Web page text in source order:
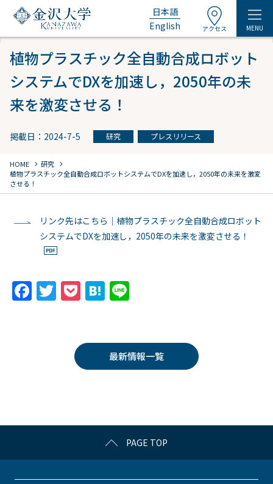
日本語
English
アクセス MENU
植物プラスチック全自動合成ロボット
システムでDXを加速し，2050年の未
来を激変させる！
掲載日：2024-7-5 研究 プレスリリース
HOME chevron_right 研究 chevron_right
植物プラスチック全自動合成ロボットシステムでDXを加速し，2050年の未来を激変
させる！
リンク先はこちら｜植物プラスチック全自動合成ロボット
システムでDXを加速し，2050年の未来を激変させる！
F
k
T
er
P
k
et
H
n
a
最新情報一覧
PAGE TOP